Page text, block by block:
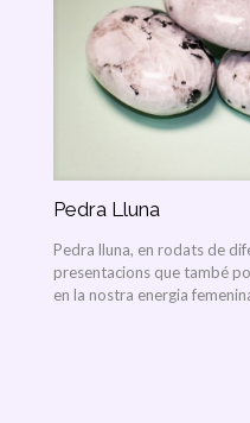
Pedra Lluna
Pedra lluna, en rodats de
presentacions que també
en la nostra energia